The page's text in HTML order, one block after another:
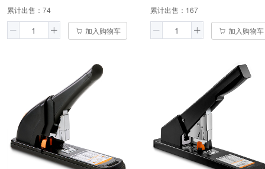
累计出售： 74
加入购物车
累计出售： 167
加入购物车